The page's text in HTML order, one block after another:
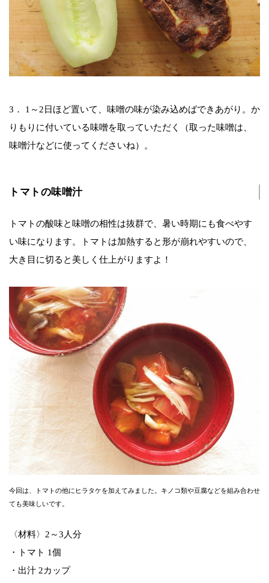
3． 1～2日ほど置いて、味噌の味が染み込めばできあがり。か
りもりに付いている味噌を取っていただく（取った味噌は、
味噌汁などに使ってくださいね）。
トマトの味噌汁
トマトの酸味と味噌の相性は抜群で、暑い時期にも食べやす
い味になります。トマトは加熱すると形が崩れやすいので、
大き目に切ると美しく仕上がりますよ！
今回は、トマトの他にヒラタケを加えてみました。キノコ類や豆腐などを組み合わせ
ても美味しいです。
〈材料〉2～3人分
・トマト 1個
・出汁 2カップ